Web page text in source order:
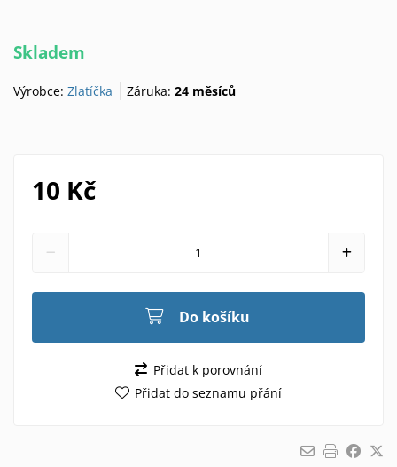
Skladem
Výrobce: Zlatíčka Záruka:24 měsíců
10 Kč
Do košíku
Přidat k porovnání
Přidat do seznamu přání